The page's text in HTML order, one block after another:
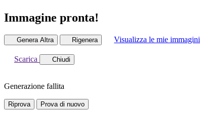
Immagine pronta!
Genera Altra Rigenera Visualizza le mie immagini
Scarica Chiudi
Generazione fallita
Riprova Prova di nuovo